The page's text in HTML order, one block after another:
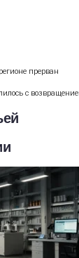
прерван
с